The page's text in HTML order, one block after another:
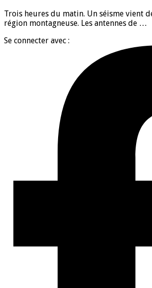
Trois heures du matin. Un séisme vient
région montagneuse. Les antennes de …
Se connecter avec :